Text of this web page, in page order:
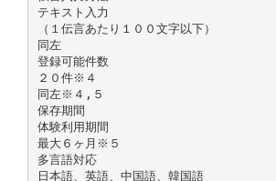
テキスト入力
（１伝言あたり１００文字以下）
同左
登録可能件数
２０件※４
同左※４,５
保存期間
体験利用期間
最大６ヶ月※５
多言語対応
日本語、英語、中国語、韓国語